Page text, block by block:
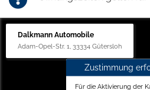
Dalkmann Automobile
Adam-Opel-Str. 1, 33334 Gütersloh
Zustimmung
Für die Aktivierung der